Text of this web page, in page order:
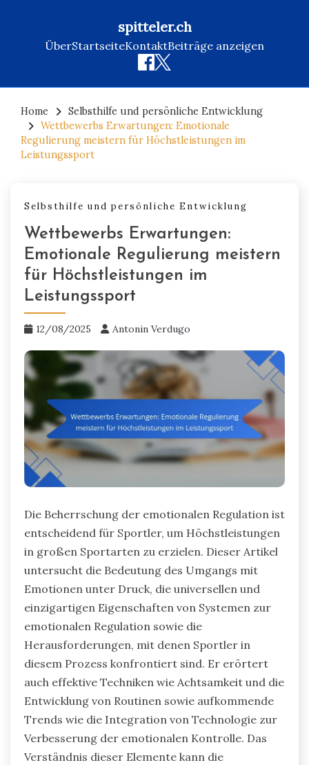
spitteler.ch
ÜberStartseiteKontaktBeiträge anzeigen
content
Home
Selbsthilfe und persönliche Entwicklung
Wettbewerbs Erwartungen: Emotionale
Regulierung meistern für Höchstleistungen im
Leistungssport
Selbsthilfe und persönliche Entwicklung
Wettbewerbs Erwartungen:
Emotionale Regulierung meistern
für Höchstleistungen im
Leistungssport
12/08/2025 Antonin Verdugo
Die Beherrschung der emotionalen Regulation ist
entscheidend für Sportler, um Höchstleistungen
in großen Sportarten zu erzielen. Dieser Artikel
untersucht die Bedeutung des Umgangs mit
Emotionen unter Druck, die universellen und
einzigartigen Eigenschaften von Systemen zur
emotionalen Regulation sowie die
Herausforderungen, mit denen Sportler in
diesem Prozess konfrontiert sind. Er erörtert
auch effektive Techniken wie Achtsamkeit und die
Entwicklung von Routinen sowie aufkommende
Trends wie die Integration von Technologie zur
Verbesserung der emotionalen Kontrolle. Das
Verständnis dieser Elemente kann die